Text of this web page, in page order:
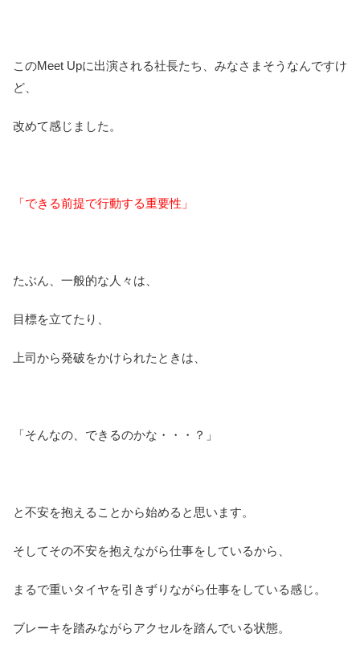
このMeet Upに出演される社長たち、みなさまそうなんですけ
ど、
改めて感じました。
「できる前提で行動する重要性」
たぶん、一般的な人々は、
目標を立てたり、
上司から発破をかけられたときは、
「そんなの、できるのかな・・・？」
と不安を抱えることから始めると思います。
そしてその不安を抱えながら仕事をしているから、
まるで重いタイヤを引きずりながら仕事をしている感じ。
ブレーキを踏みながらアクセルを踏んでいる状態。